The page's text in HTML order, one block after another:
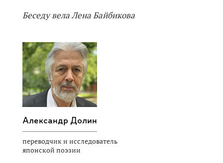
Беседу вела Лена Байбикова
Александр Долин
переводчик и исследователь
японской поэзии